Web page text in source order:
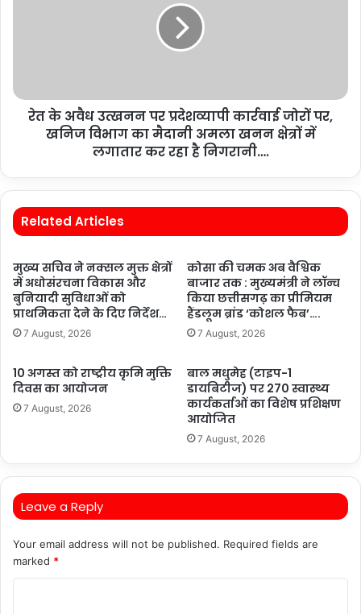
रेत के अवैध उत्खनन पर प्रदेशव्यापी कार्रवाई जोरों पर,
खनिज विभाग का मैदानी अमला खनन क्षेत्रों में
लगातार कर रहा है निगरानी….
Related Articles
मुख्य सचिव ने नक्सल मुक्त क्षेत्रों
में अधोसंरचना विकास और
बुनियादी सुविधाओं को
प्राथमिकता देने के दिए निर्देश…
7 August, 2026
कोसा की चमक अब वैश्विक
बाजार तक : मुख्यमंत्री ने लॉन्च
किया छत्तीसगढ़ का प्रीमियम
हैंडलूम ब्रांड ‘कोशल फैब’….
7 August, 2026
10 अगस्त को राष्ट्रीय कृमि मुक्ति
दिवस का आयोजन
7 August, 2026
बाल मधुमेह (टाइप-1
डायबिटीज) पर 270 स्वास्थ्य
कार्यकर्ताओं का विशेष प्रशिक्षण
आयोजित
7 August, 2026
Leave a Reply
Your email address will not be published. Required fields are
marked *